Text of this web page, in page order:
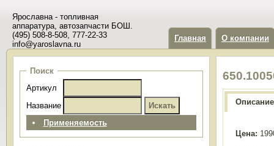
Ярославна - топливная
аппаратура, автозапчасти БОШ.
(495) 508-8-508, 777-22-33
info@yaroslavna.ru
Главная О компании
Поиск
Артикул
Название
Применяемость
Описание
Цена: